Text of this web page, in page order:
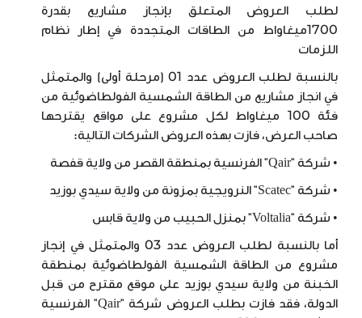
لطلب العروض المتعلق بإنجاز مشاريع بقدرة
1700ميغاواط من الطاقات المتجددة في إطار نظام
اللزمات
بالنسبة لطلب العروض عدد 01 (مرحلة أولى) والمتمثل
في انجاز مشاريع من الطاقة الشمسية الفولطاضوئية من
فئة 100 ميغاواط لكل مشروع على مواقع يقترحها
صاحب العرض، فازت بهذه العروض الشركات التالية:
• شركة "Qair" الفرنسية بمنطقة القصر من ولاية قفصة
• شركة "Scatec" النرويجية بمزونة من ولاية سيدي بوزيد
• شركة "Voltalia" بمنزل الحبيب من ولاية قابس
أما بالنسبة لطلب العروض عدد 03 والمتمثل في إنجاز
مشروع من الطاقة الشمسية الفولطاضوئية بمنطقة
الخبنة من ولاية سيدي بوزيد على موقع مقترح من قبل
الدولة، فقد فازت بطلب العروض شركة "Qair" الفرنسية